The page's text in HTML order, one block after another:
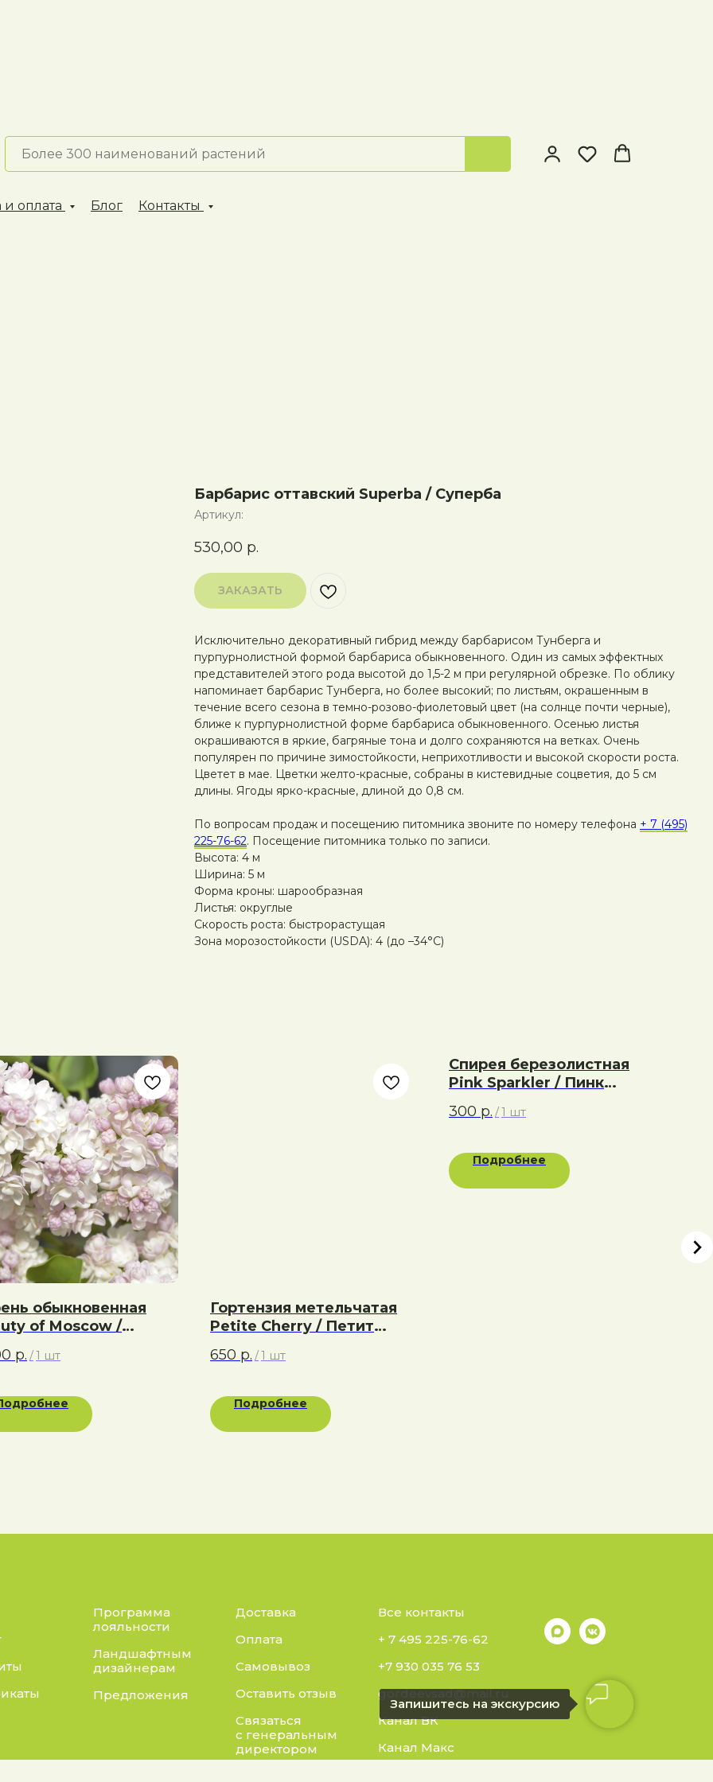
Запишитесь на экскурсию
и оплата Блог Контакты
Барбарис оттавский Superba / Суперба
Артикул:
530,00 р.
ЗАКАЗАТЬ
Исключительно декоративный гибрид между барбарисом Тунберга и
пурпурнолистной формой барбариса обыкновенного. Один из самых эффектных
представителей этого рода высотой до 1,5-2 м при регулярной обрезке. По облику
напоминает барбарис Тунберга, но более высокий; по листьям, окрашенным в
течение всего сезона в темно-розово-фиолетовый цвет (на солнце почти черные),
ближе к пурпурнолистной форме барбариса обыкновенного. Осенью листья
окрашиваются в яркие, багряные тона и долго сохраняются на ветках. Очень
популярен по причине зимостойкости, неприхотливости и высокой скорости роста.
Цветет в мае. Цветки желто-красные, собраны в кистевидные соцветия, до 5 см
длины. Ягоды ярко-красные, длиной до 0,8 см.
По вопросам продаж и посещению питомника звоните по номеру телефона + 7 (495)
225-76-62. Посещение питомника только по записи.
Высота: 4 м
Ширина: 5 м
Форма кроны: шарообразная
Листья: округлые
Скорость роста: быстрорастущая
Зона морозостойкости (USDA): 4 (до –34°C)
обыкновенная
of Moscow /
р. /1 шт
Гортензия метельчатая
Petite Cherry / Петит
650 р. /1 шт
Подробнее
Спирея березолистная
Pink Sparkler / Пинк
300 р. /1 шт
Подробнее
Программа
лояльности
Ландшафтным
дизайнерам
Предложения
Доставка
Оплата
Самовывоз
Оставить отзыв
Связаться
с генеральным
директором
Все контакты
+ 7 495 225-76-62
+7 930 035 76 53
gordeevsad@mail.ru
Канал ВК
Канал Макс